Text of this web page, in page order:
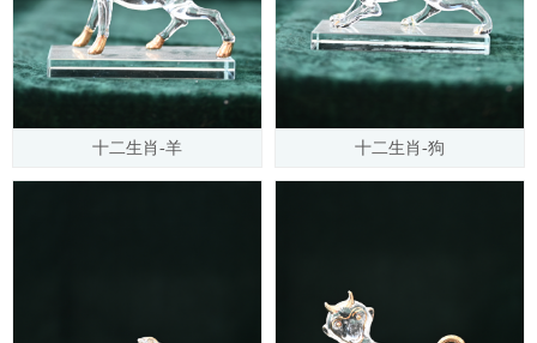
十二生肖-羊 十二生肖-狗